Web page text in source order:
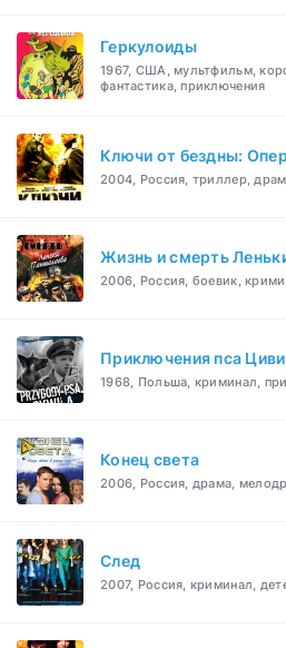
Геркулоиды
1967, США, мультфильм,
фантастика, приключения
Ключи от бездны:
2004, Россия, триллер,
Жизнь и смерть
2006, Россия, боевик,
Приключения пса
1968, Польша, криминал,
Конец света
2006, Россия, драма,
След
2007, Россия, криминал,